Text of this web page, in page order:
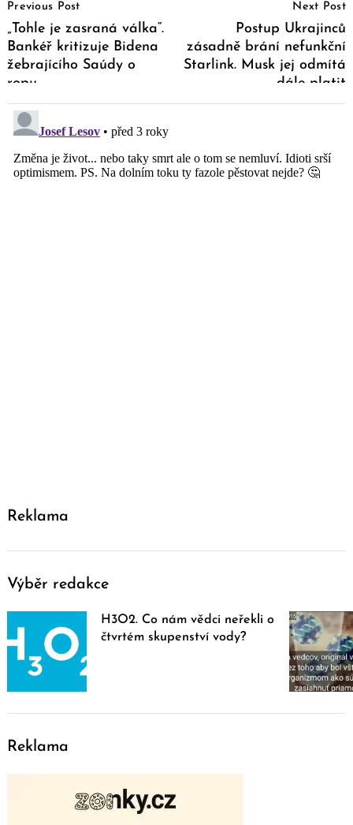
Navigation
Previous Post
„Tohle je zasraná válka“.
Bankéř kritizuje Bidena
žebrajícího Saúdy o
ropu
Next Post
Postup Ukrajinců
zásadně brání nefunkční
Starlink. Musk jej odmítá
dále platit
Reklama
Výběr redakce
H3O2. Co nám vědci neřekli o
čtvrtém skupenství vody?
Reklama